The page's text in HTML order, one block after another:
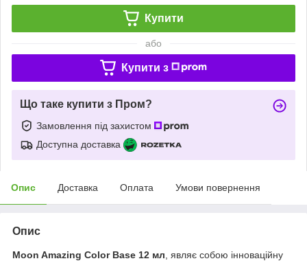
Купити
або
Купити з
Що таке купити з Пром?
Замовлення під захистом
Доступна доставка
Опис Доставка Оплата Умови повернення
Опис
Moon Amazing Color Base 12 мл , являє собою інноваційну